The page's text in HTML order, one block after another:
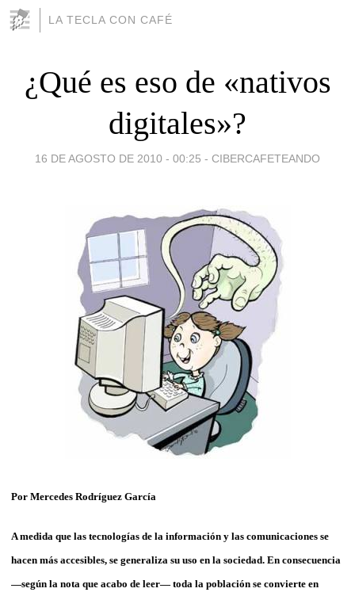
LA TECLA CON CAFÉ
¿Qué es eso de «nativos
digitales»?
16 DE AGOSTO DE 2010 - 00:25 - CIBERCAFETEANDO
Por Mercedes Rodríguez García
A medida que las tecnologías de la información y las comunicaciones se
hacen más accesibles, se generaliza su uso en la sociedad. En consecuencia
—según la nota que acabo de leer— toda la población se convierte en